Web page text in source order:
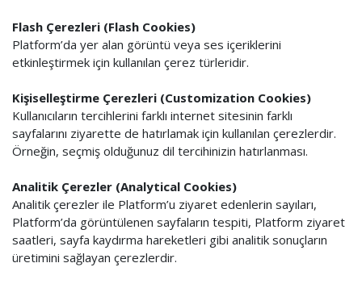
Flash Çerezleri (Flash Cookies)
Platform’da yer alan görüntü veya ses içeriklerini
etkinleştirmek için kullanılan çerez türleridir.
Kişiselleştirme Çerezleri (Customization Cookies)
Kullanıcıların tercihlerini farklı internet sitesinin farklı
sayfalarını ziyarette de hatırlamak için kullanılan çerezlerdir.
Örneğin, seçmiş olduğunuz dil tercihinizin hatırlanması.
Analitik Çerezler (Analytical Cookies)
Analitik çerezler ile Platform’u ziyaret edenlerin sayıları,
Platform’da görüntülenen sayfaların tespiti, Platform ziyaret
saatleri, sayfa kaydırma hareketleri gibi analitik sonuçların
üretimini sağlayan çerezlerdir.